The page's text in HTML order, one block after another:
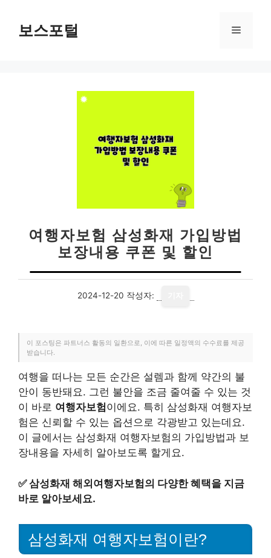
보스포털 메
여행자보험 삼성화재 가입방법
보장내용 쿠폰 및 할인
2024-12-20 작성자:
이 포스팅은 파트너스 활동의 일환으로, 이에 따른 일정액의 수수료를 제공
받습니다.
여행을 떠나는 모든 순간은 설렘과 함께 약간의 불
안이 동반돼요. 그런 불안을 조금 줄여줄 수 있는 것
이 바로 여행자보험이에요. 특히 삼성화재 여행자보
험은 신뢰할 수 있는 옵션으로 각광받고 있는데요.
이 글에서는 삼성화재 여행자보험의 가입방법과 보
장내용을 자세히 알아보도록 할게요.
✅삼성화재 해외여행자보험의 다양한 혜택을 지금
바로 알아보세요.
삼성화재 여행자보험이란?